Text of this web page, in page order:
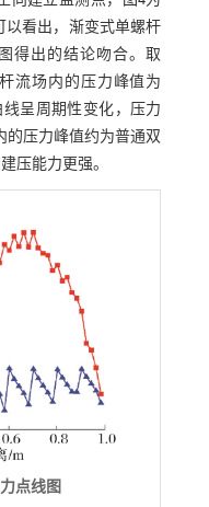
以看出，渐变式单螺杆
得出的结论吻合。取
流场内的压力峰值为
线呈周期性变化，压力
的压力峰值约为普通双
压能力更强。
点线图